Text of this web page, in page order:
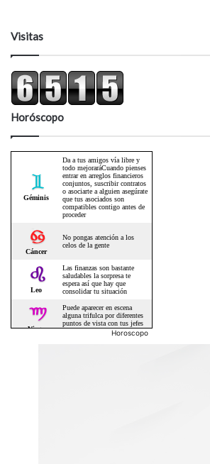
Visitas
Horóscopo
Horoscopo